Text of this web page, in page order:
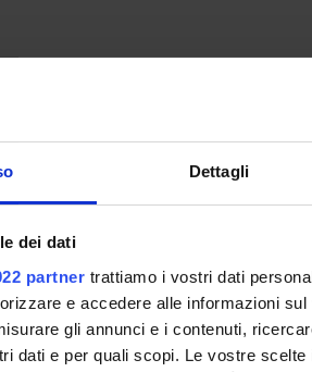
Dettagli
dei dati
partner trattiamo i vostri dati
e accedere alle informazioni
gli annunci e i contenuti,
dati e per quali scopi. Le vostre